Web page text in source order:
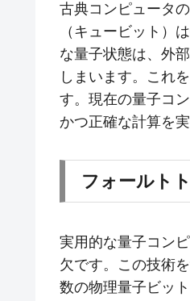
古典コンピュータ
（キュービット）
な量子状態は、外
しまいます。これ
す。現在の量子コ
かつ正確な計算を
フォールト
実用的な量子コン
欠です。この技術を
数の物理量子ビッ